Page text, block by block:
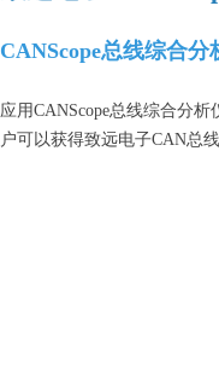
CANScope总线综合分
应用CANScope总线综合分
户可以获得致远电子CAN总